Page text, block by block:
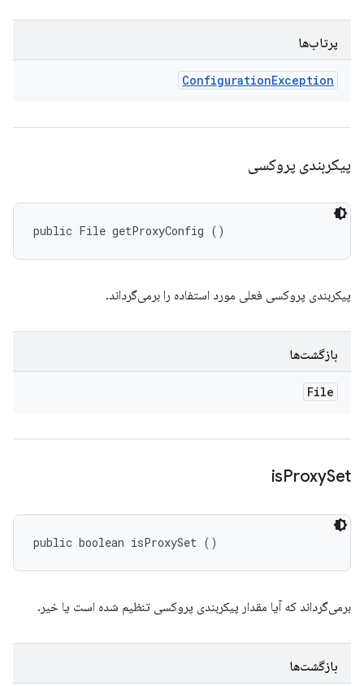
پرتاب‌ها
ConfigurationException
پیکربندی پروکسی
public File getProxyConfig ()
پیکربندی پروکسی فعلی مورد استفاده را برمی‌گرداند.
بازگشت‌ها
File
isProxySet
public boolean isProxySet ()
برمی‌گرداند که آیا مقدار پیکربندی پروکسی تنظیم شده است یا خیر.
بازگشت‌ها